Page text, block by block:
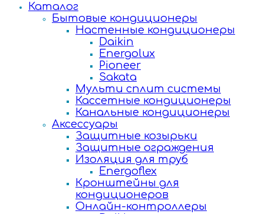
Каталог
Бытовые кондиционеры
Настенные кондиционеры
Daikin
Energolux
Pioneer
Sakata
Мульти сплит системы
Кассетные кондиционеры
Канальные кондиционеры
Аксессуары
Защитные козырьки
Защитные ограждения
Изоляция для труб
Energoflex
Кронштейны для
кондиционеров
Онлайн-контроллеры